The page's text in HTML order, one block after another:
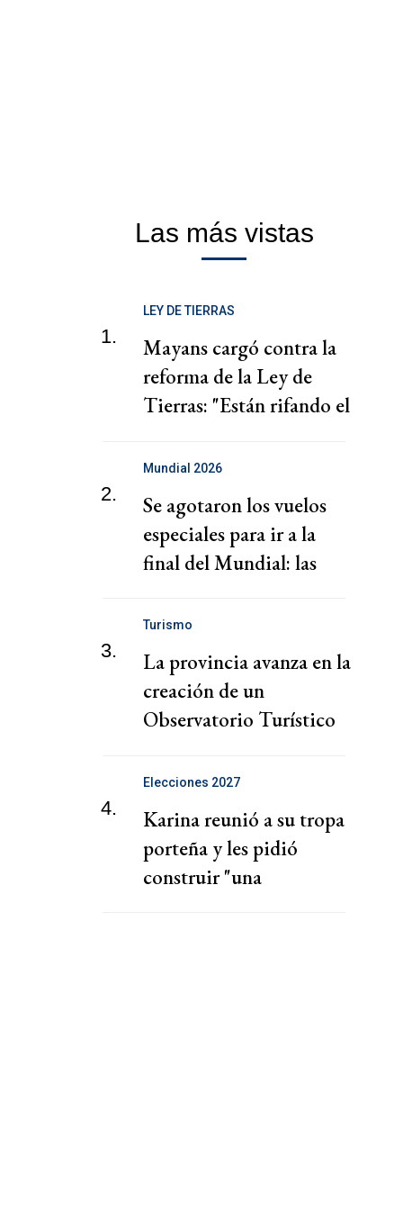
Las más vistas
1.
LEY DE TIERRAS
Mayans cargó contra la
reforma de la Ley de
Tierras: "Están rifando el
2.
Mundial 2026
Se agotaron los vuelos
especiales para ir a la
final del Mundial: las
3.
Turismo
La provincia avanza en la
creación de un
Observatorio Turístico
4.
Elecciones 2027
Karina reunió a su tropa
porteña y les pidió
construir "una